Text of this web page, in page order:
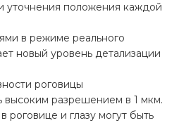
уточнения положения каждой
в режиме реального
новый уровень детализации
роговицы
высоким разрешением в 1 мкм.
роговице и глазу могут быть